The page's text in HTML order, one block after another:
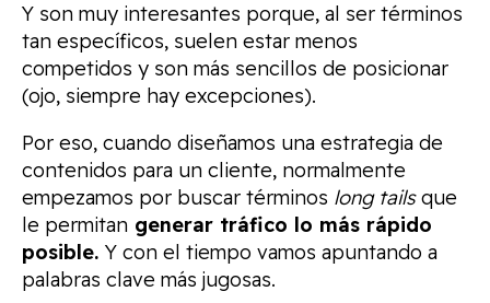
Y son muy interesantes porque, al ser términos
tan específicos, suelen estar menos
competidos y son más sencillos de posicionar
(ojo, siempre hay excepciones).
Por eso, cuando diseñamos una estrategia de
contenidos para un cliente, normalmente
empezamos por buscar términos long tailsque
le permitan generar tráfico lo más rápido
posible. Y con el tiempo vamos apuntando a
palabras clave más jugosas.